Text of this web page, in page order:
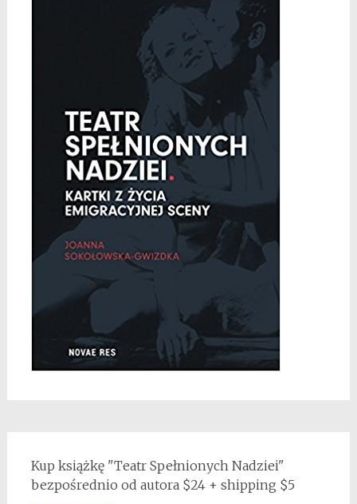
Kup książkę "Teatr Spełnionych Nadziei"
bezpośrednio od autora $24 + shipping $5